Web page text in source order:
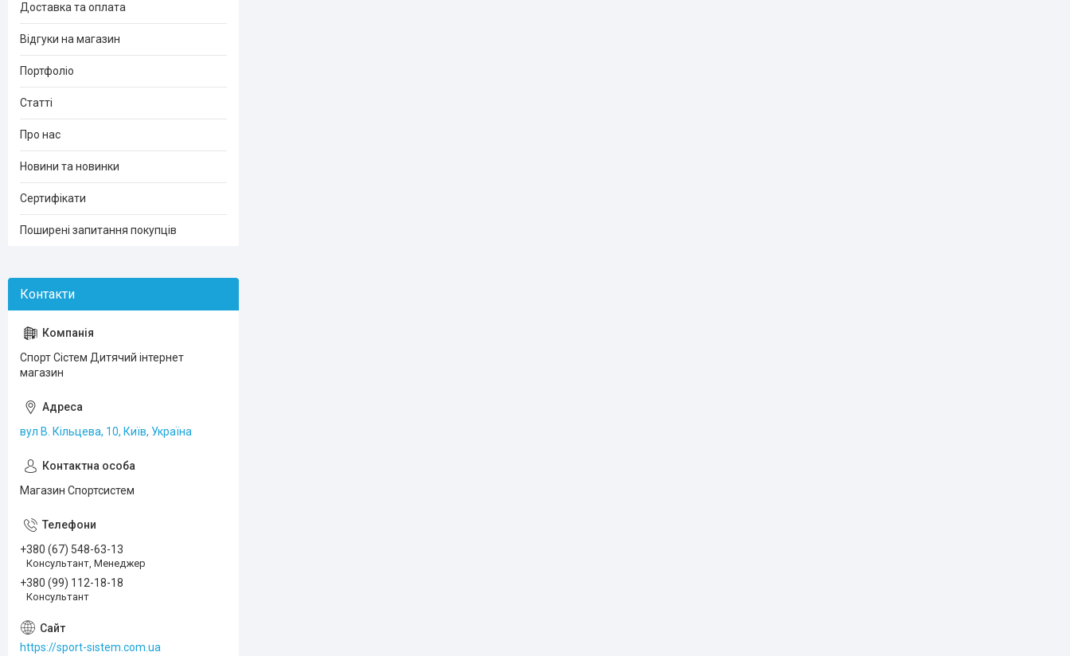
Доставка та оплата
Відгуки на магазин
Портфоліо
Статті
Про нас
Новини та новинки
Сертифікати
Поширені запитання покупців
Спорт Сістем Дитячий інтернет
магазин
вул В. Кільцева, 10, Київ, Україна
Магазин Спортсистем
+380 (67) 548-63-13
Консультант, Менеджер
+380 (99) 112-18-18
Консультант
https://sport-sistem.com.ua